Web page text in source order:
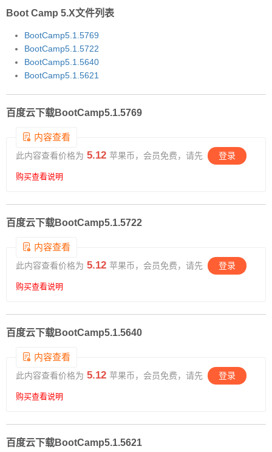
Boot Camp 5.X文件列表
BootCamp5.1.5769
BootCamp5.1.5722
BootCamp5.1.5640
BootCamp5.1.5621
百度云下载BootCamp5.1.5769
此内容查看价格为 5.12 苹果币，会员免费，请先 登录
购买查看说明
百度云下载BootCamp5.1.5722
此内容查看价格为 5.12 苹果币，会员免费，请先 登录
购买查看说明
百度云下载BootCamp5.1.5640
此内容查看价格为 5.12 苹果币，会员免费，请先 登录
购买查看说明
百度云下载BootCamp5.1.5621